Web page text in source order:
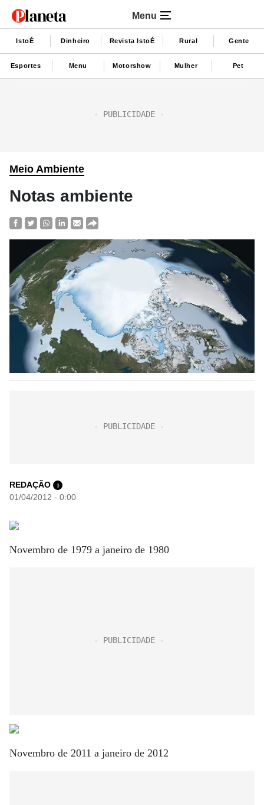
Menu
IstoÉ Dinheiro Revista IstoÉ Rural Gente
Esportes Menu Motorshow Mulher Pet
Meio Ambiente
Notas ambiente
REDAÇÃO i
01/04/2012 - 0:00
Novembro de 1979 a janeiro de 1980
Novembro de 2011 a janeiro de 2012